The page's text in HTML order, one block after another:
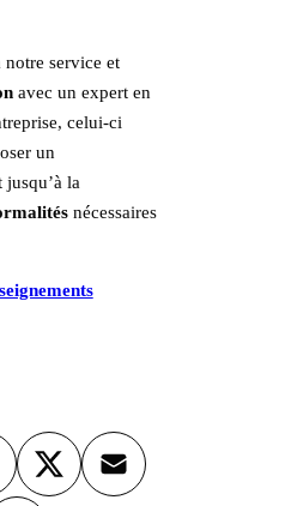
service et
avec un expert en
celui-ci
un
jusqu’à la
nécessaires
X Email